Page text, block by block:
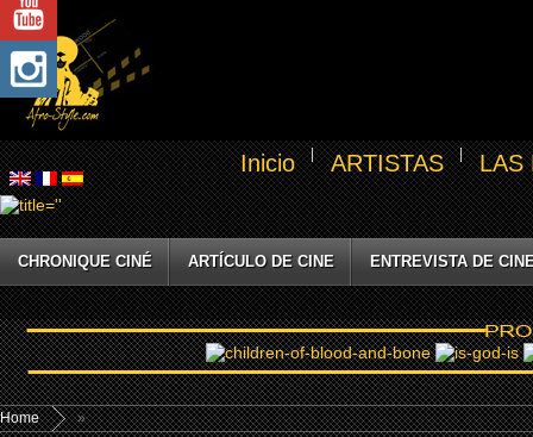
Inicio ARTISTAS LAS
CHRONIQUE CINÉ ARTÍCULO DE CINE ENTREVISTA DE
Home »